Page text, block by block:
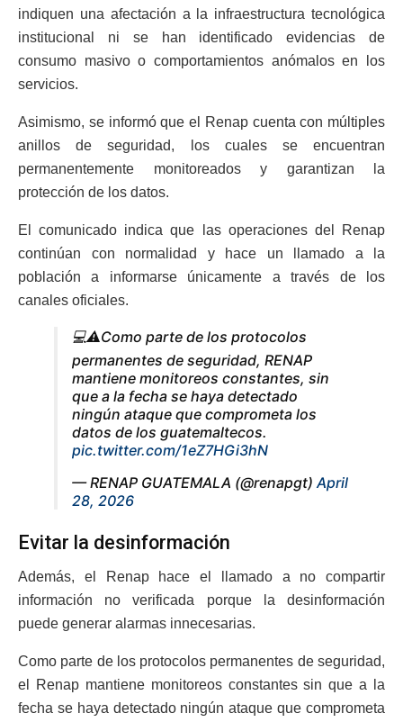
indiquen una afectación a la infraestructura tecnológica
institucional ni se han identificado evidencias de
consumo masivo o comportamientos anómalos en los
servicios.
Asimismo, se informó que el Renap cuenta con múltiples
anillos de seguridad, los cuales se encuentran
permanentemente monitoreados y garantizan la
protección de los datos.
El comunicado indica que las operaciones del Renap
continúan con normalidad y hace un llamado a la
población a informarse únicamente a través de los
canales oficiales.
💻⚠️Como parte de los protocolos
permanentes de seguridad, RENAP
mantiene monitoreos constantes, sin
que a la fecha se haya detectado
ningún ataque que comprometa los
datos de los guatemaltecos.
pic.twitter.com/1eZ7HGi3hN
— RENAP GUATEMALA (@renapgt)April
28, 2026
Evitar la desinformación
Además, el Renap hace el llamado a no compartir
información no verificada porque la desinformación
puede generar alarmas innecesarias.
Como parte de los protocolos permanentes de seguridad,
el Renap mantiene monitoreos constantes sin que a la
fecha se haya detectado ningún ataque que comprometa